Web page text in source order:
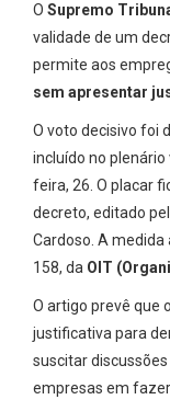
O Supremo
validade de um
permite aos
sem apresentar
O voto decisivo foi
incluído no
feira, 26. O placar
decreto, editado
Cardoso. A
158, da OIT
O artigo prevê que
justificativa para
suscitar
empresas em